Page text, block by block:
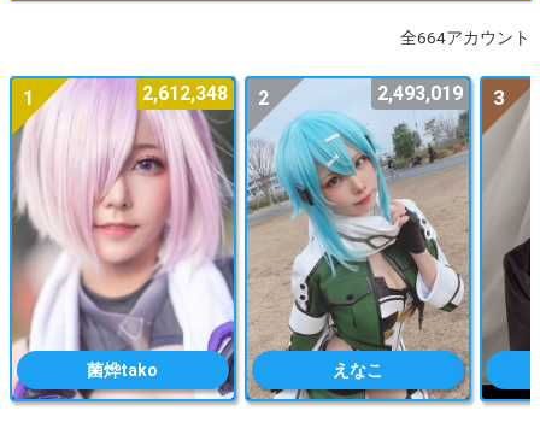
全664アカウント
菌烨tako
1 2,612,348
えなこ
2 2,493,019 3